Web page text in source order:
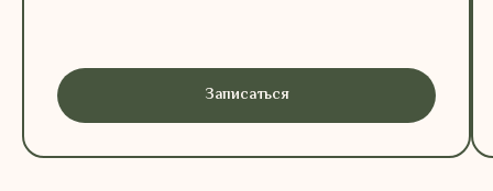
Записаться